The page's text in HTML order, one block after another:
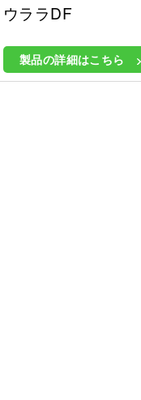
ウララDF
製品の詳細はこちら